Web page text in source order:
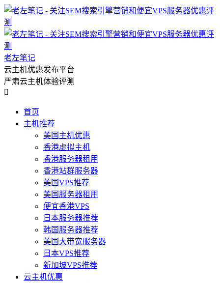
老左笔记
云主机优惠发布平台
严肃云主机体验评测

首页
主机推荐
美国主机优惠
香港虚拟主机
香港服务器租用
香港站群服务器
美国VPS推荐
美国服务器租用
便宜香港VPS
日本服务器推荐
韩国服务器推荐
美国大带宽服务器
日本VPS推荐
新加坡VPS推荐
云主机优惠